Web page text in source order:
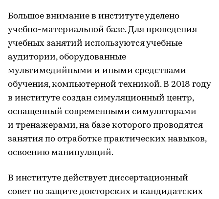
Большое внимание в институте уделено
учебно-материальной базе. Для проведения
учебных занятий используются учебные
аудитории, оборудованные
мультимедийными и иными средствами
обучения, компьютерной техникой. В 2018 году
в институте создан симуляционный центр,
оснащенный современными симуляторами
и тренажерами, на базе которого проводятся
занятия по отработке практических навыков,
освоению манипуляций.
В институте действует диссертационный
совет по защите докторских и кандидатских